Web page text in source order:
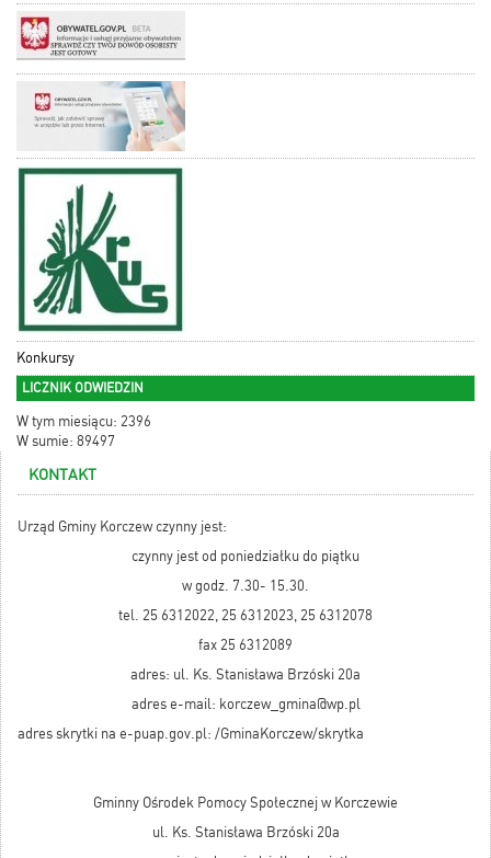
Konkursy
LICZNIK ODWIEDZIN
W tym miesiącu: 2396
W sumie: 89497
KONTAKT
Urząd Gminy Korczew czynny jest:
czynny jest od poniedziałku do piątku
w godz. 7.30- 15.30.
tel. 25 6312022, 25 6312023, 25 6312078
fax 25 6312089
adres: ul. Ks. Stanisława Brzóski 20a
adres e-mail: korczew_gmina@wp.pl
adres skrytki na e-puap.gov.pl: /GminaKorczew/skrytka
Gminny Ośrodek Pomocy Społecznej w Korczewie
ul. Ks. Stanisława Brzóski 20a